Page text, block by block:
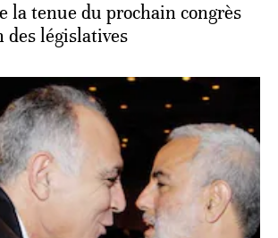
la tenue du prochain congrès
des législatives